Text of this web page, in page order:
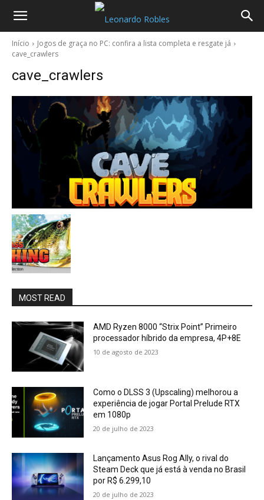
Início
Jogos de graça no PC: confira a lista completa e resgate já
cave_crawlers
cave_crawlers
MOST READ
AMD Ryzen 8000 “Strix Point” Primeiro
processador híbrido da empresa, 4P+8E
10 de agosto de 2023
Como o DLSS 3 (Upscaling) melhorou a
experiência de jogar Portal Prelude RTX
em 1080p
20 de julho de 2023
Lançamento Asus Rog Ally, o rival do
Steam Deck que já está à venda no Brasil
por R$ 6.299,10
20 de julho de 2023